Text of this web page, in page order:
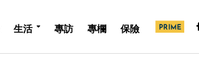
生活 專訪 專欄 保險